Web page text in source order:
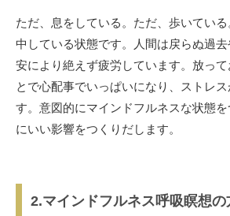
ただ、息をしている。ただ、歩いてい
中している状態です。人間は戻らぬ過
安により絶えず疲労しています。放って
とで心配事でいっぱいになり、ストレ
す。意図的にマインドフルネスな状態
にいい影響をつくりだします。
2.マインドフルネス呼吸瞑想の